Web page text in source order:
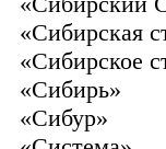
«Сибирская
«Сибирское
«Сибирь»
«Сибур»